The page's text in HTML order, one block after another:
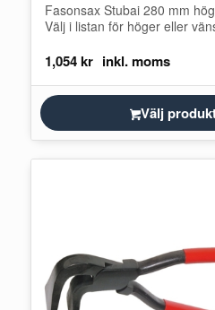
Fasonsax Stubai 280 mm
Välj i listan för höger eller
1,054kr
Välj